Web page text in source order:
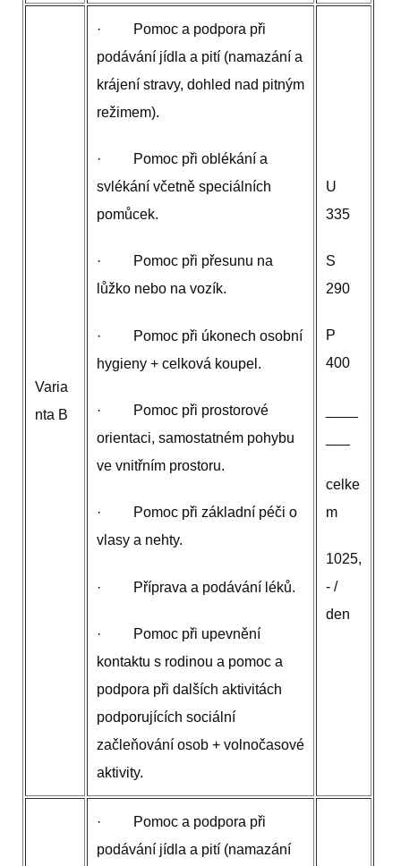
Varia
nta B
· Pomoc a podpora při
podávání jídla a pití (namazání a
krájení stravy, dohled nad pitným
režimem).
· Pomoc při oblékání a
svlékání včetně speciálních
pomůcek.
· Pomoc při přesunu na
lůžko nebo na vozík.
· Pomoc při úkonech osobní
hygieny + celková koupel.
· Pomoc při prostorové
orientaci, samostatném pohybu
ve vnitřním prostoru.
· Pomoc při základní péči o
vlasy a nehty.
· Příprava a podávání léků.
· Pomoc při upevnění
kontaktu s rodinou a pomoc a
podpora při dalších aktivitách
podporujících sociální
začleňování osob + volnočasové
aktivity.
U
335
S
290
P
400
celke
m
1025,
- /
den
· Pomoc a podpora při
podávání jídla a pití (namazání